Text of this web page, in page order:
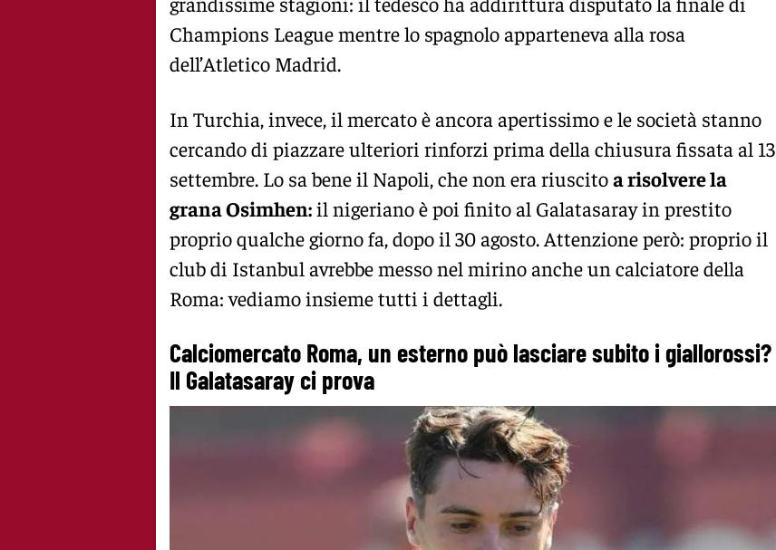
Champions League mentre lo spagnolo apparteneva alla rosa
dell’Atletico Madrid.
In Turchia, invece, il mercato è ancora apertissimo e le società stanno
cercando di piazzare ulteriori rinforzi prima della chiusura fissata al 13
settembre. Lo sa bene il Napoli, che non era riuscitoa risolvere la
grana Osimhen:il nigeriano è poi finito al Galatasaray in prestito
proprio qualche giorno fa, dopo il 30 agosto. Attenzione però: proprio il
club di Istanbul avrebbe messo nel mirino anche un calciatore della
Roma: vediamo insieme tutti i dettagli.
Calciomercato Roma, un esterno può lasciare subito i giallorossi?
Il Galatasaray ci prova